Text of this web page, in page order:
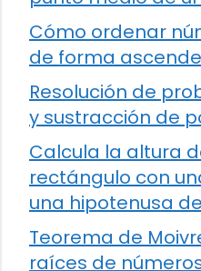
Cómo ordenar
de forma
Resolución de
y sustracción de
Calcula la altura
rectángulo con
una hipotenusa
Teorema de
raíces de